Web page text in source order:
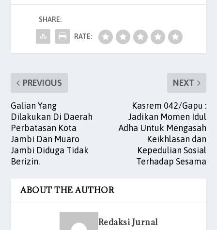
b
o
o
k
A
p
p
dI
n
t
SHARE:
RATE:
PREVIOUS
Galian Yang
Dilakukan Di Daerah
Perbatasan Kota
Jambi Dan Muaro
Jambi Diduga Tidak
Berizin.
NEXT
Kasrem 042/Gapu :
Jadikan Momen Idul
Adha Untuk Mengasah
Keikhlasan dan
Kepedulian Sosial
Terhadap Sesama
ABOUT THE AUTHOR
Redaksi Jurnal